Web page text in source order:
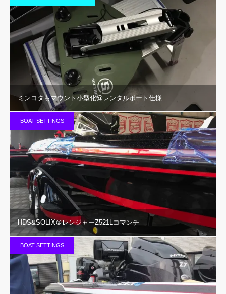
ミンコタもマウント小型化@レンタルボート仕様
BOAT SETTINGS
HDS&SOLIX＠レンジャーZ521Lコマンチ
BOAT SETTINGS